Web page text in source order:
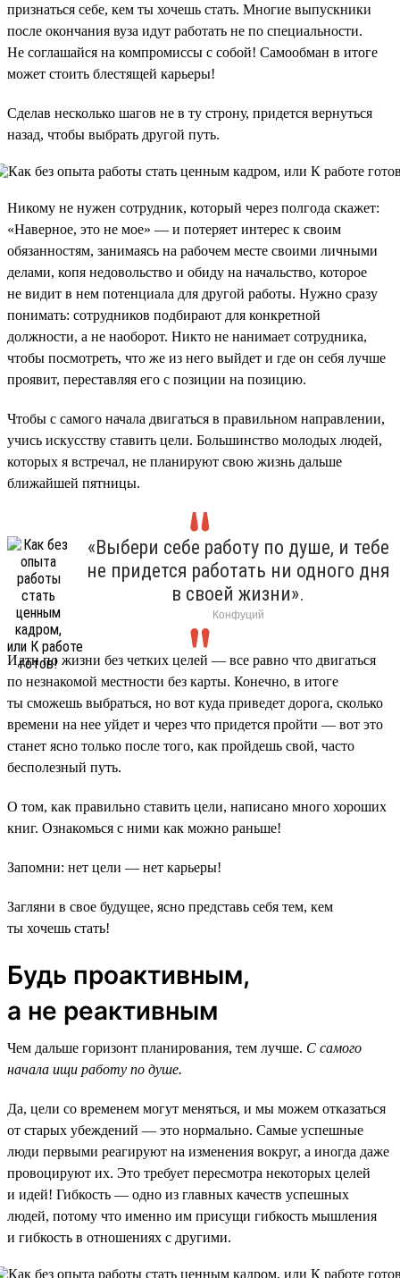
признаться себе, кем ты хочешь стать. Многие выпускники
после окончания вуза идут работать не по специальности.
Не соглашайся на компромиссы с собой! Самообман в итоге
может стоить блестящей карьеры!
Сделав несколько шагов не в ту строну, придется вернуться
назад, чтобы выбрать другой путь.
Никому не нужен сотрудник, который через полгода скажет:
«Наверное, это не мое» — и потеряет интерес к своим
обязанностям, занимаясь на рабочем месте своими личными
делами, копя недовольство и обиду на начальство, которое
не видит в нем потенциала для другой работы. Нужно сразу
понимать: сотрудников подбирают для конкретной
должности, а не наоборот. Никто не нанимает сотрудника,
чтобы посмотреть, что же из него выйдет и где он себя лучше
проявит, переставляя его с позиции на позицию.
Чтобы с самого начала двигаться в правильном направлении,
учись искусству ставить цели. Большинство молодых людей,
которых я встречал, не планируют свою жизнь дальше
ближайшей пятницы.
«Выбери себе работу по душе, и тебе
не придется работать ни одного дня
в своей жизни».
Конфуций
Идти по жизни без четких целей — все равно что двигаться
по незнакомой местности без карты. Конечно, в итоге
ты сможешь выбраться, но вот куда приведет дорога, сколько
времени на нее уйдет и через что придется пройти — вот это
станет ясно только после того, как пройдешь свой, часто
бесполезный путь.
О том, как правильно ставить цели, написано много хороших
книг. Ознакомься с ними как можно раньше!
Запомни: нет цели — нет карьеры!
Загляни в свое будущее, ясно представь себя тем, кем
ты хочешь стать!
Будь проактивным,
а не реактивным
Чем дальше горизонт планирования, тем лучше. С самого
начала ищи работу по душе.
Да, цели со временем могут меняться, и мы можем отказаться
от старых убеждений — это нормально. Самые успешные
люди первыми реагируют на изменения вокруг, а иногда даже
провоцируют их. Это требует пересмотра некоторых целей
и идей! Гибкость — одно из главных качеств успешных
людей, потому что именно им присущи гибкость мышления
и гибкость в отношениях с другими.